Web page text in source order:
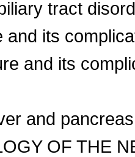
tract
and its
and its
and
OF THE